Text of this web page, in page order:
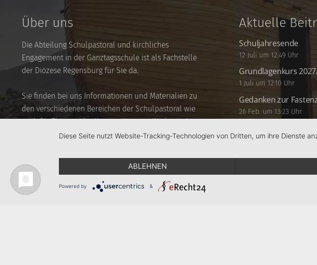
Über uns
Die Abteilung Schulpastoral und kirchliches
Engagement in der Ganztagsschule ist als Fachstelle
der Diözese Regensburg für Sie da.
Sie finden bei uns Informationen und Materialien zu
den verschiedenen Bereichen der Schulpastoral wie
auch für Themen der Kooperation von Kirche und
(Ganztags-)Schule.
Aktuelle
Schuljahresende
12 Juli um 12:49 Uhr
Grundlagenkurs
1 Juli um 12:10 Uhr
Gedanken zur
26 Feb. um 13:23 Uhr
Bistum Regensburg Ganztagsschule Hauptabteilung Schule
Diese Seite nutzt Website-Tracking-Technologien von Dritten, um ihre Dienste
ABLEHNEN
Powered by &